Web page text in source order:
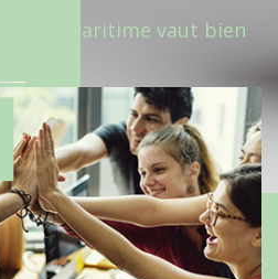
Maritime vaut bien